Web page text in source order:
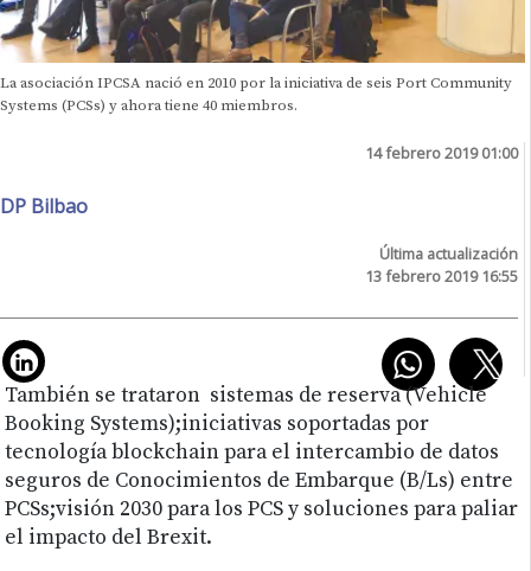
La asociación IPCSA nació en 2010 por la iniciativa de seis Port Community
Systems (PCSs) y ahora tiene 40 miembros.
14 febrero 2019 01:00
DP Bilbao
Última actualización
13 febrero 2019 16:55
También se trataron sistemas de reserva (Vehicle
Booking Systems);iniciativas soportadas por
tecnología blockchain para el intercambio de datos
seguros de Conocimientos de Embarque (B/Ls) entre
PCSs;visión 2030 para los PCS y soluciones para paliar
el impacto del Brexit.